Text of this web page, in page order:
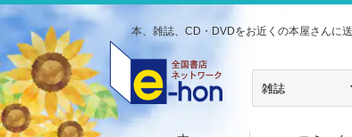
本、雑誌、CD・DVDをお近くの本屋さんに